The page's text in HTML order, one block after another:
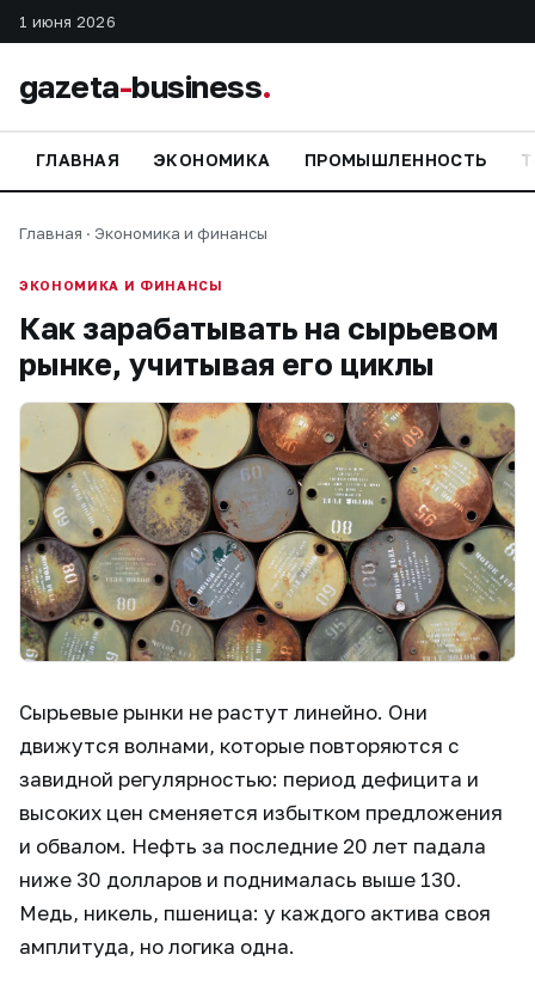
1 июня 2026
gazeta-business.
ГЛАВНАЯ ЭКОНОМИКА ПРОМЫШЛЕННОСТЬ
Главная · Экономика и финансы
ЭКОНОМИКА И ФИНАНСЫ
Как зарабатывать на сырьевом
рынке, учитывая его циклы
Сырьевые рынки не растут линейно. Они
движутся волнами, которые повторяются с
завидной регулярностью: период дефицита и
высоких цен сменяется избытком предложения
и обвалом. Нефть за последние 20 лет падала
ниже 30 долларов и поднималась выше 130.
Медь, никель, пшеница: у каждого актива своя
амплитуда, но логика одна.